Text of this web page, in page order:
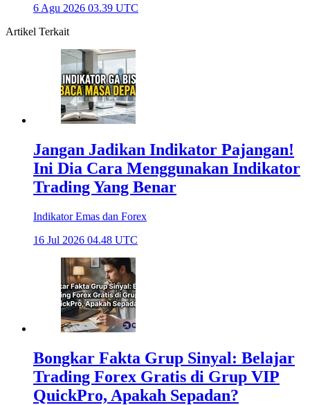
6 Agu 2026 03.39 UTC
Artikel Terkait
Jangan Jadikan Indikator Pajangan!
Ini Dia Cara Menggunakan Indikator
Trading Yang Benar
Indikator Emas dan Forex
16 Jul 2026 04.48 UTC
Bongkar Fakta Grup Sinyal: Belajar
Trading Forex Gratis di Grup VIP
QuickPro, Apakah Sepadan?